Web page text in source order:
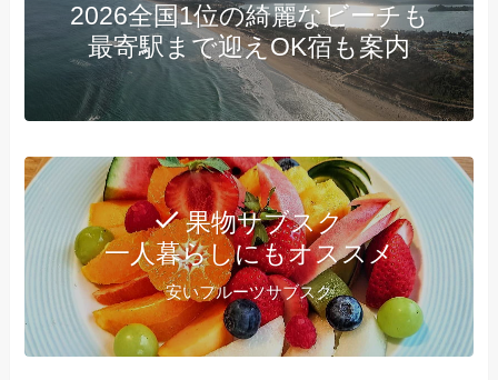
2026全国1位の綺麗なビーチも
最寄駅まで迎えOK宿も案内
果物サブスク
一人暮らしにもオススメ
安いフルーツサブスク